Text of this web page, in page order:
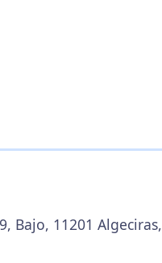
Bajo, 11201 Algeciras,